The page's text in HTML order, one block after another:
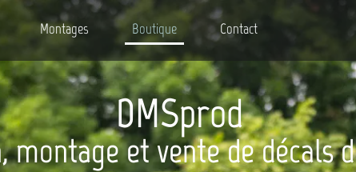
Montages Boutique Contact
DMSprod
montage et vente de décals